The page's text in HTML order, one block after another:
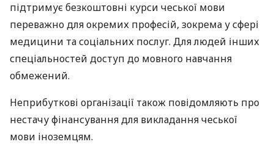
підтримує безкоштовні курси чеської мови
переважно для окремих професій, зокрема у сфері
медицини та соціальних послуг. Для людей інших
спеціальностей доступ до мовного навчання
обмежений.
Неприбуткові організації також повідомляють про
нестачу фінансування для викладання чеської
мови іноземцям.